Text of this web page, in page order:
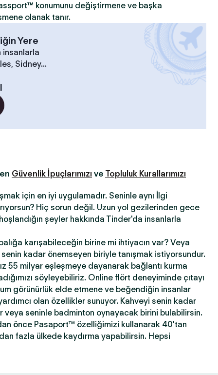
konumunu değiştirmene ve başka
olanak tanır.
Yere
insanlarla
Sidney...
Güvenlik İpuçlarımızı ve Topluluk Kurallarımızı
için en iyi uygulamadır. Seninle aynı İlgi
Hiç sorun değil. Uzun yol gezilerinden gece
şeyler hakkında Tinder'da insanlarla
karışabileceğin birine mi ihtiyacın var? Veya
kadar önemseyen biriyle tanışmak istiyorsundur.
55 milyar eşleşmeye dayanarak bağlantı kurma
söyleyebiliriz. Online flört deneyiminde çıtayı
görünürlük elde etmene ve beğendiğin insanlar
olan özellikler sunuyor. Kahveyi senin kadar
veya seninle badminton oynayacak birini bulabilirsin.
önce Pasaport™ özelliğimizi kullanarak 40'tan
fazla ülkede kaydırma yapabilirsin. Hepsi